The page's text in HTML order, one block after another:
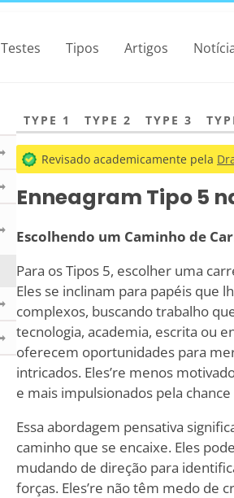
Testes Tipos Artigos
TYPE 1 TYPE 2 TYPE 3
Revisado academicamente pela
Enneagram Tipo 5
Escolhendo um Caminho de
Para os Tipos 5, escolher uma
Eles se inclinam para papéis que
complexos, buscando trabalho
tecnologia, academia, escrita ou
oferecem oportunidades para
intricados. Eles’re menos
e mais impulsionados pela
Essa abordagem pensativa
caminho que se encaixe. Eles
mudando de direção para
forças. Eles’re não têm medo de